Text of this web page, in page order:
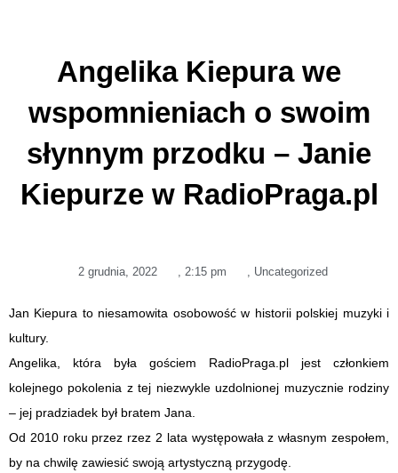
Angelika Kiepura we
wspomnieniach o swoim
słynnym przodku – Janie
Kiepurze w RadioPraga.pl
2 grudnia, 2022 , 2:15 pm , Uncategorized
Jan Kiepura to niesamowita osobowość w historii polskiej muzyki i
kultury.
Angelika, która była gościem RadioPraga.pl jest członkiem
kolejnego pokolenia z tej niezwykle uzdolnionej muzycznie rodziny
– jej pradziadek był bratem Jana.
Od 2010 roku przez rzez 2 lata występowała z własnym zespołem,
by na chwilę zawiesić swoją artystyczną przygodę.